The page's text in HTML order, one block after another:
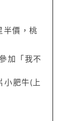
加「我不
小肥牛(上